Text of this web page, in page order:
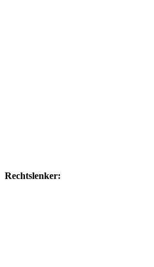
Rechtslenker: